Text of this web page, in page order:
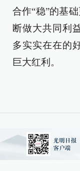
合作“稳”的基
断做大共同利
多实实在在的
巨大红利。